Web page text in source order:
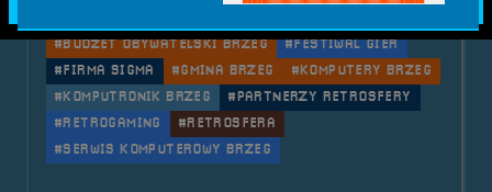
#BUDŻET OBYWATELSKI BRZEG
#FESTIWAL GIER
#FIRMA SIGMA
#GMINA BRZEG
#KOMPUTERY BRZEG
#KOMPUTRONIK BRZEG
#PARTNERZY RETROSFERY
#RETROGAMING
#RETROSFERA
#SERWIS KOMPUTEROWY BRZEG